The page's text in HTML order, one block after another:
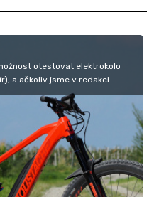
otestovat elektrokolo
a ačkoliv jsme v redakci